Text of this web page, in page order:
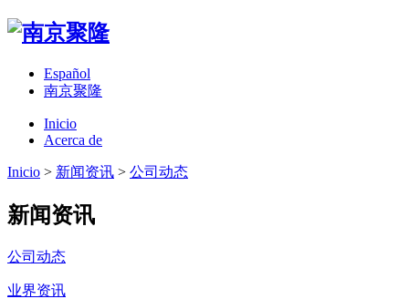
Español
南京聚隆
Inicio
Acerca de
Inicio > 新闻资讯 > 公司动态
新闻资讯
公司动态
业界资讯